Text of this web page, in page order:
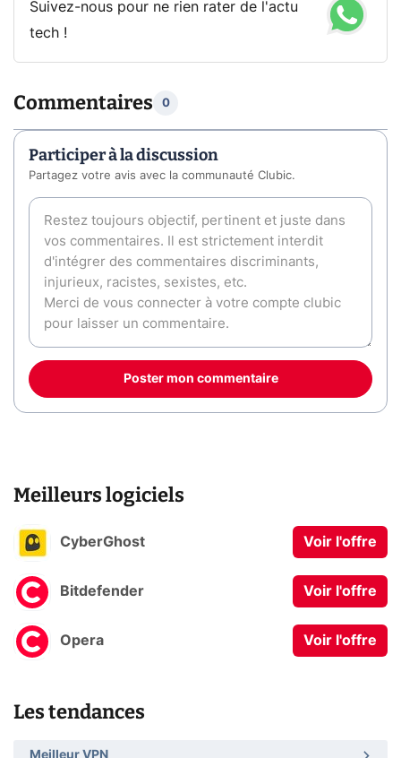
Suivez-nous pour ne rien rater de l'actu
tech !
Commentaires 0
Participer à la discussion
Partagez votre avis avec la communauté Clubic.
Poster mon commentaire
Meilleurs logiciels
CyberGhost Voir l'offre
Bitdefender Voir l'offre
Opera Voir l'offre
Les tendances